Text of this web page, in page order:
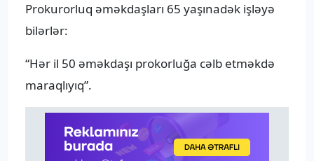
Prokurorluq əməkdaşları 65 yaşınadək işləyə
bilərlər:
“Hər il 50 əməkdaşı prokorluğa cəlb etməkdə
maraqlıyıq”.